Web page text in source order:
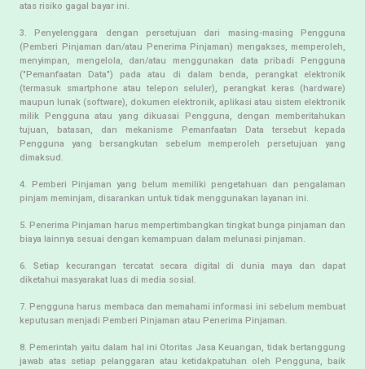
atas risiko gagal bayar ini.
3. Penyelenggara dengan persetujuan dari masing-masing Pengguna
(Pemberi Pinjaman dan/atau Penerima Pinjaman) mengakses, memperoleh,
menyimpan, mengelola, dan/atau menggunakan data pribadi Pengguna
("Pemanfaatan Data") pada atau di dalam benda, perangkat elektronik
(termasuk smartphone atau telepon seluler), perangkat keras (hardware)
maupun lunak (software), dokumen elektronik, aplikasi atau sistem elektronik
milik Pengguna atau yang dikuasai Pengguna, dengan memberitahukan
tujuan, batasan, dan mekanisme Pemanfaatan Data tersebut kepada
Pengguna yang bersangkutan sebelum memperoleh persetujuan yang
dimaksud.
4. Pemberi Pinjaman yang belum memiliki pengetahuan dan pengalaman
pinjam meminjam, disarankan untuk tidak menggunakan layanan ini.
5. Penerima Pinjaman harus mempertimbangkan tingkat bunga pinjaman dan
biaya lainnya sesuai dengan kemampuan dalam melunasi pinjaman.
6. Setiap kecurangan tercatat secara digital di dunia maya dan dapat
diketahui masyarakat luas di media sosial.
7. Pengguna harus membaca dan memahami informasi ini sebelum membuat
keputusan menjadi Pemberi Pinjaman atau Penerima Pinjaman.
8. Pemerintah yaitu dalam hal ini Otoritas Jasa Keuangan, tidak bertanggung
jawab atas setiap pelanggaran atau ketidakpatuhan oleh Pengguna, baik